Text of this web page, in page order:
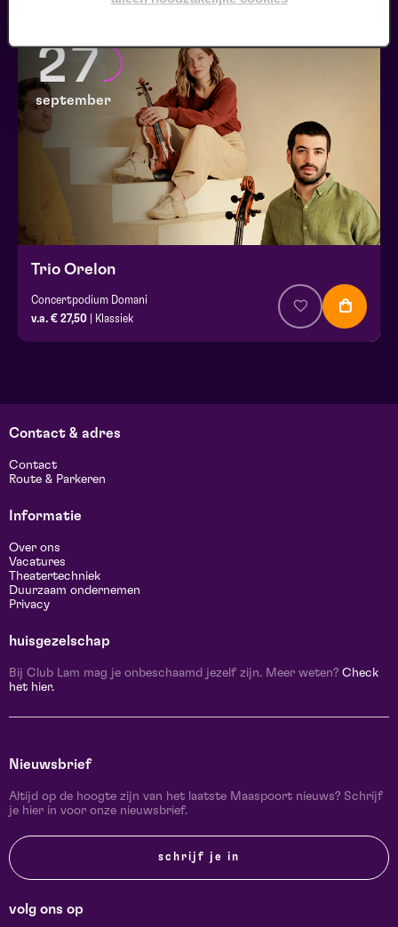
27
september
Trio Orelon
Concertpodium Domani
v.a. € 27,50 | Klassiek
Contact & adres
Contact
Route & Parkeren
Informatie
Over ons
Vacatures
Theatertechniek
Duurzaam ondernemen
Privacy
huisgezelschap
Bij Club Lam mag je onbeschaamd jezelf zijn. Meer weten? Check
het hier.
Nieuwsbrief
Altijd op de hoogte zijn van het laatste Maaspoort nieuws? Schrijf
je hier in voor onze nieuwsbrief.
schrijf je in
volg ons op